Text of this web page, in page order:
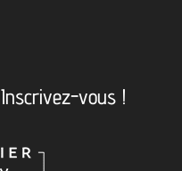
Inscrivez-vous !